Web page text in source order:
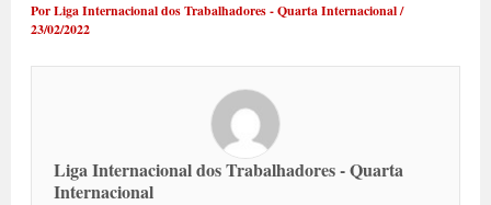
PorLiga Internacional dos Trabalhadores - Quarta Internacional/
23/02/2022
Liga Internacional dos Trabalhadores - Quarta
Internacional